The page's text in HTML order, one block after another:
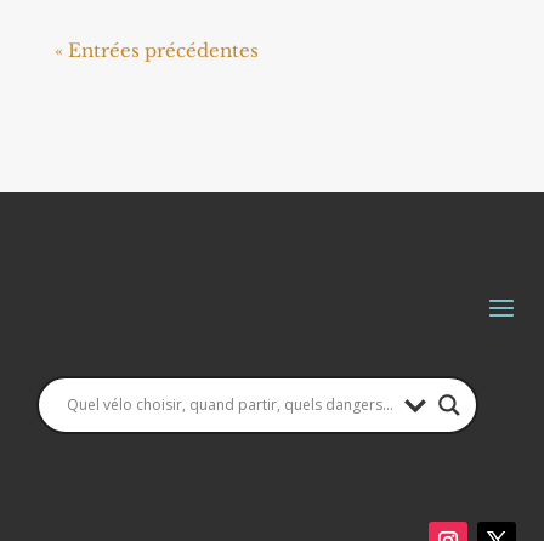
« Entrées précédentes